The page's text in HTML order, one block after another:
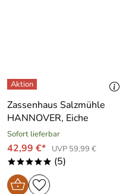
Zassenhaus Salzmühle
HANNOVER, Eiche
Sofort lieferbar
42,99 €* UVP 59,99 €
***** (5)